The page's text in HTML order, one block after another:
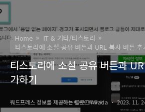
Home
IT & 기타/티스토리
티스토리에 소셜 공유 버튼과 URL 복사 버튼 추
티스토리에 소셜 공유 버튼과
가하기
워드프레스 정보를 제공하는 블로그 Avada 2023. 11.